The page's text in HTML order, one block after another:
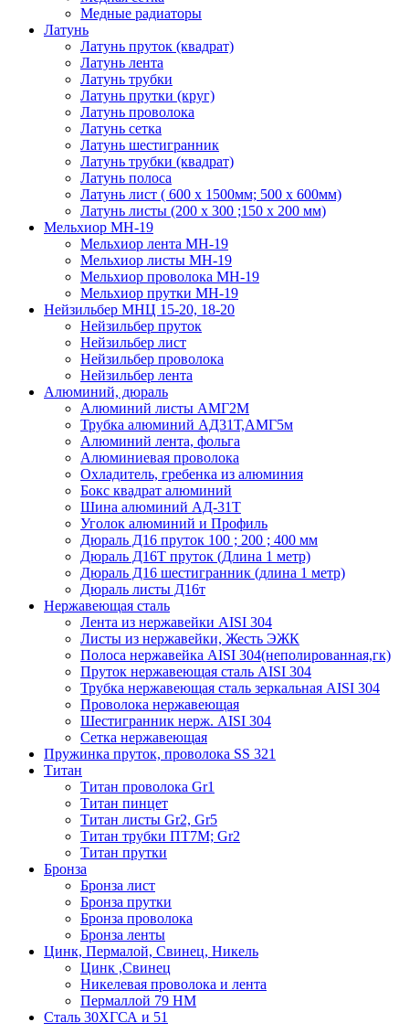
Медные радиаторы
Латунь
Латунь пруток (квадрат)
Латунь лента
Латунь трубки
Латунь прутки (круг)
Латунь проволока
Латунь сетка
Латунь шестигранник
Латунь трубки (квадрат)
Латунь полоса
Латунь лист ( 600 х 1500мм; 500 х 600мм)
Латунь листы (200 х 300 ;150 х 200 мм)
Мельхиор МН-19
Мельхиор лента МН-19
Мельхиор листы МН-19
Мельхиор проволока МН-19
Мельхиор прутки МН-19
Нейзильбер МНЦ 15-20, 18-20
Нейзильбер пруток
Нейзильбер лист
Нейзильбер проволока
Нейзильбер лента
Алюминий, дюраль
Алюминий листы АМГ2М
Трубка алюминий АД31Т,АМГ5м
Алюминий лента, фольга
Алюминиевая проволока
Охладитель, гребенка из алюминия
Бокс квадрат алюминий
Шина алюминий АД-31Т
Уголок алюминий и Профиль
Дюраль Д16 пруток 100 ; 200 ; 400 мм
Дюраль Д16Т пруток (Длина 1 метр)
Дюраль Д16 шестигранник (длина 1 метр)
Дюраль листы Д16т
Нержавеющая сталь
Лента из нержавейки AISI 304
Листы из нержавейки, Жесть ЭЖК
Полоса нержавейка АISI 304(неполированная,гк)
Пруток нержавеющая сталь AISI 304
Трубка нержавеющая сталь зеркальная AISI 304
Проволока нержавеющая
Шестигранник нерж. AISI 304
Сетка нержавеющая
Пружинка пруток, проволока SS 321
Титан
Титан проволока Gr1
Титан пинцет
Титан листы Gr2, Gr5
Титан трубки ПТ7М; Gr2
Титан прутки
Бронза
Бронза лист
Бронза прутки
Бронза проволока
Бронза ленты
Цинк, Пермалой, Свинец, Никель
Цинк ,Свинец
Никелевая проволока и лента
Пермаллой 79 НМ
Сталь 30ХГСА и 51